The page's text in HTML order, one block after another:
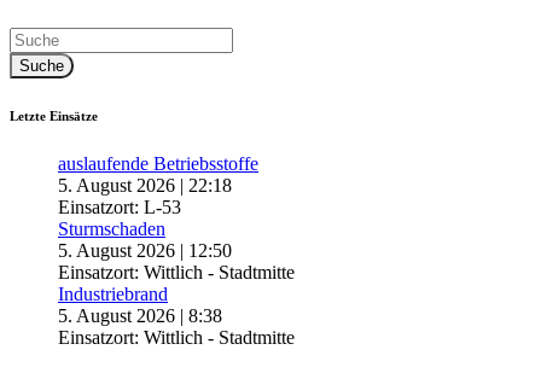
Letzte Einsätze
auslaufende Betriebsstoffe
5. August 2026 | 22:18
Einsatzort: L-53
Sturmschaden
5. August 2026 | 12:50
Einsatzort: Wittlich - Stadtmitte
Industriebrand
5. August 2026 | 8:38
Einsatzort: Wittlich - Stadtmitte